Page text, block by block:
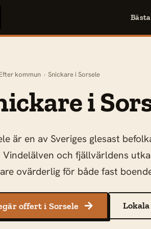
kommun › Snickare i Sorsele
i
är en av Sveriges glesast
Vindelälven och fjällvärldens
ovärderlig för både fast
offert i Sorsele 